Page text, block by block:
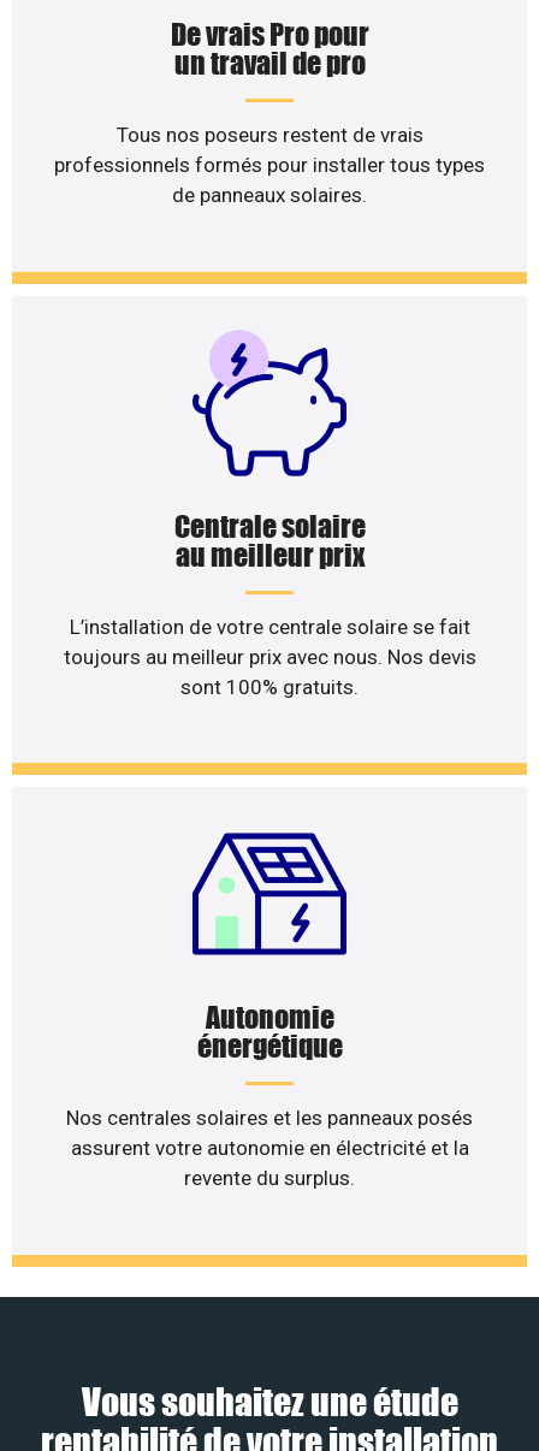
De vrais Pro pour
un travail de pro
Tous nos poseurs restent de vrais
professionnels formés pour installer tous types
de panneaux solaires.
Centrale solaire
au meilleur prix
L’installation de votre centrale solaire se fait
toujours au meilleur prix avec nous. Nos devis
sont 100% gratuits.
Autonomie
énergétique
Nos centrales solaires et les panneaux posés
assurent votre autonomie en électricité et la
revente du surplus.
Vous souhaitez une étude
rentabilité de votre installation